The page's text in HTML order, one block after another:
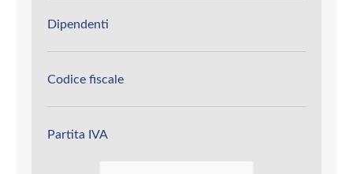
Dipendenti
Codice fiscale
Partita IVA